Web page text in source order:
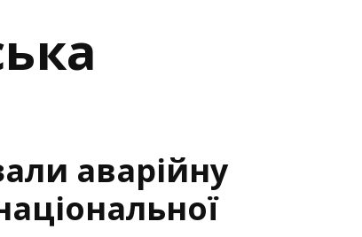
аварійну